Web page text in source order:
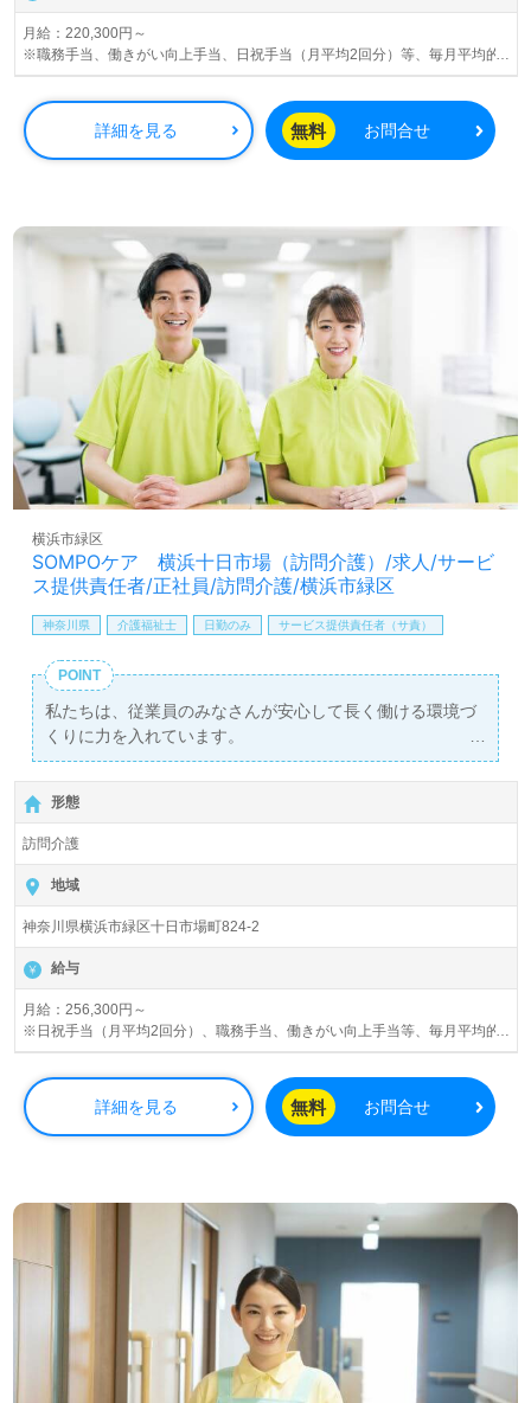
月給：220,300円～
※職務手当、働きがい向上手当、日祝手当（月平均2回分）等、毎月平均的
に支払われる手当を含みます。
※介護福祉士のみ、特別職務手当も含む
残業時は別途時間外手当支給（超過1分～）
賞与：基本給2.08ヶ月分/年支給
詳細を見る 無料 お問合せ
SOMPOケア 横浜十日市場（訪問介護）/求人/サービ
ス提供責任者/正社員/訪問介護/横浜市緑区
横浜市緑区
神奈川県 介護福祉士 日勤のみ サービス提供責任者（サ責）
POINT
私たちは、従業員のみなさんが安心して長く働ける環境づ
くりに力を入れています。
豊富な種類の事業展開を行うSOMPOケアなら、ご希望に
合った求人が見つかるはずです！
形態
訪問介護
地域
神奈川県横浜市緑区十日市場町824-2
給与
月給：256,300円～
※日祝手当（月平均2回分）、職務手当、働きがい向上手当等、毎月平均的
に支払われる手当を含みます。
残業時は別途時間外手当支給（超過1分～）
賞与：基本給2.08ヶ月分/年支給
昇給：あり
詳細を見る 無料 お問合せ